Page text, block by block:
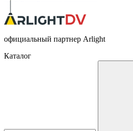
официальный партнер Arlight
Каталог